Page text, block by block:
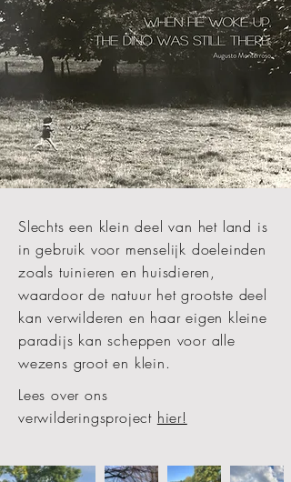
Slechts een klein deel van het land is
in gebruik voor menselijk doeleinden
zoals tuinieren en huisdieren,
waardoor de natuur het grootste deel
kan verwilderen en haar eigen kleine
paradijs kan scheppen voor alle
wezens groot en klein.
Lees over ons
verwilderingsproject hier!